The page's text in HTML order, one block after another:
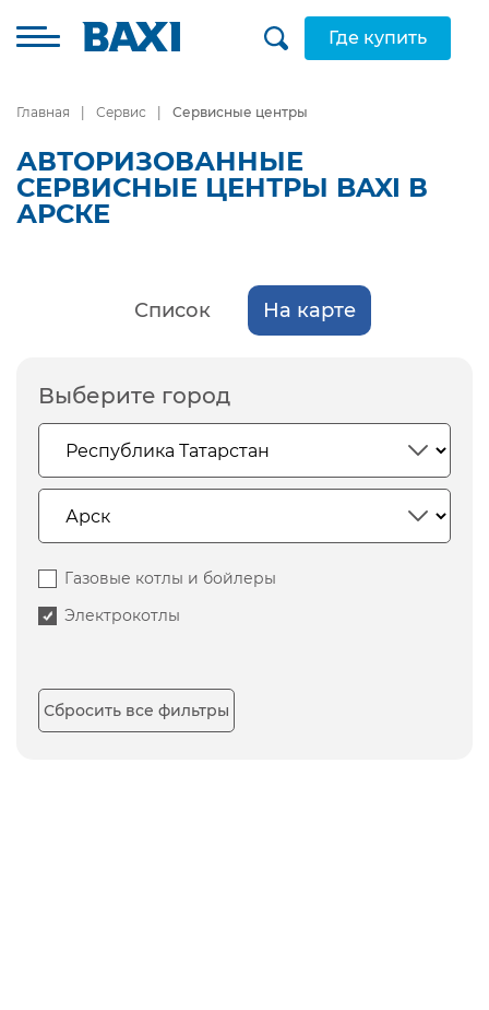
Где купить
Главная Сервис Сервисные центры
АВТОРИЗОВАННЫЕ
СЕРВИСНЫЕ ЦЕНТРЫ BAXI В
АРСКЕ
Список На карте
Выберите город
Газовые котлы и бойлеры
Электрокотлы
Сбросить все фильтры